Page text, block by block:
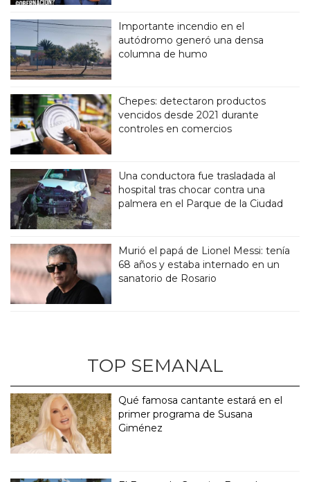
Importante incendio en el
autódromo generó una densa
columna de humo
Chepes: detectaron productos
vencidos desde 2021 durante
controles en comercios
Una conductora fue trasladada al
hospital tras chocar contra una
palmera en el Parque de la Ciudad
Murió el papá de Lionel Messi: tenía
68 años y estaba internado en un
sanatorio de Rosario
TOP SEMANAL
Qué famosa cantante estará en el
primer programa de Susana
Giménez